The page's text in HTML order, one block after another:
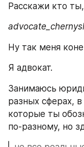
Расскажи кто
Ну так меня
Я адвокат.
Занимаюсь
разных сферах,
которые ты
по-разному, но